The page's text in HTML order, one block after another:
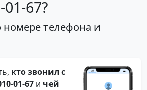
67?
телефона и
кто звонил с
01-67 и чей